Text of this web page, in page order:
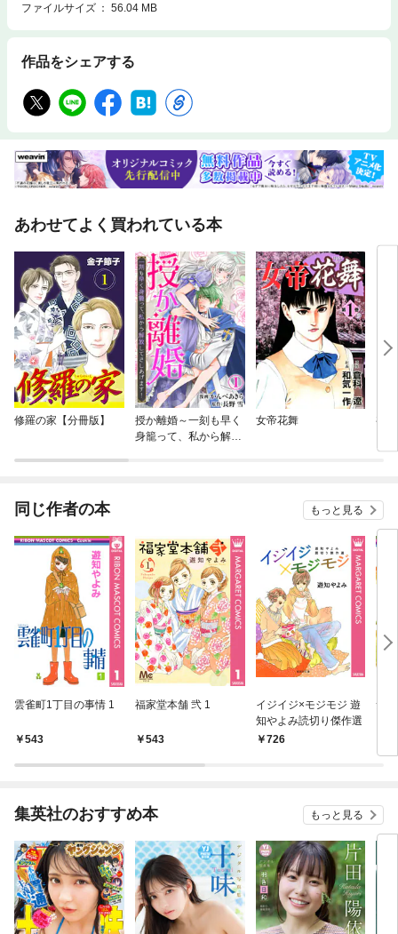
ファイルサイズ
56.04 MB
作品をシェアする
あわせてよく買われている本
修羅の家【分冊版】
授か離婚～一刻も早く
身籠って、私から解放
女帝花舞 初
同じ作者の本 もっと見る
雲雀町1丁目の事情 1
543
福家堂本舗 弐 1
543
イジイジ×モジモジ 遊
知やよみ読切り傑作選
726
素
集英社のおすすめ本 もっと見る